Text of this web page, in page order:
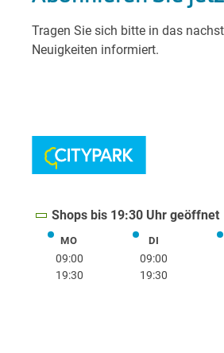
Shops bis 19:30 Uhr geöffnet
MOMontag
09:00
19:30
DIDienstag
09:00
19:30